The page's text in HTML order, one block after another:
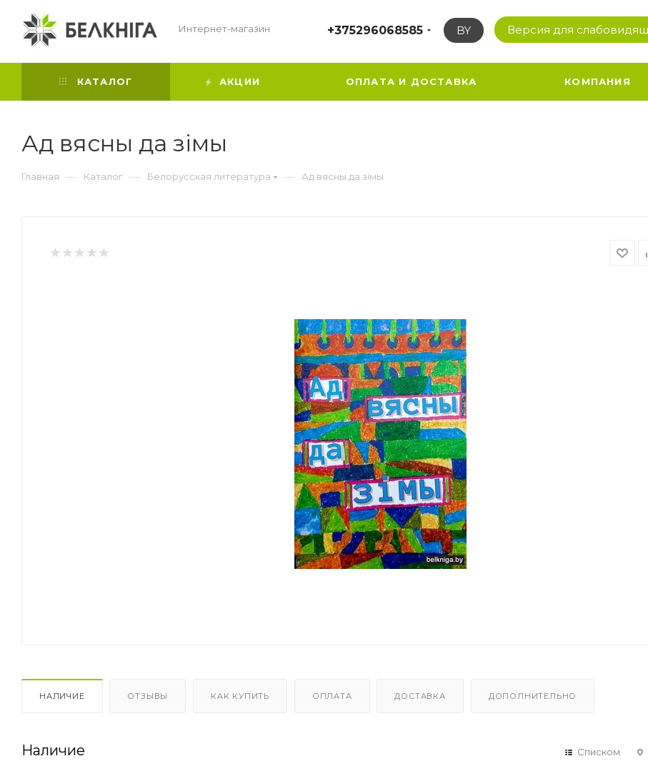
Интернет-магазин +375296068585 BY Версия для
КАТАЛОГ АКЦИИ ОПЛАТА И ДОСТАВКА КОМПАНИЯ
Ад вясны да зiмы
Главная — Каталог — Белорусская литература — Ад вясны да зiмы
НАЛИЧИЕ ОТЗЫВЫ КАК КУПИТЬ ОПЛАТА ДОСТАВКА ДОПОЛНИТЕЛЬНО
Наличие Списком